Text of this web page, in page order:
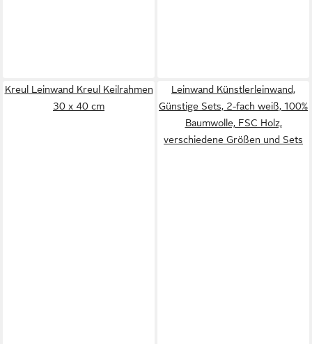
Kreul Leinwand Kreul Keilrahmen
30 x 40 cm
Leinwand Künstlerleinwand,
Günstige Sets, 2-fach weiß, 100%
Baumwolle, FSC Holz,
verschiedene Größen und Sets